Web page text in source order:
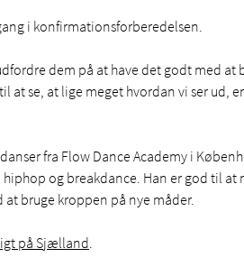
i konfirmationsforberedelsen.
dem på at have det godt med at
se, at lige meget hvordan vi ser ud,
fra Flow Dance Academy i
og breakdance. Han er god til at
bruge kroppen på nye måder.
på Sjælland.